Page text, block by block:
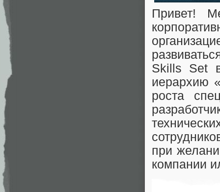
Привет!
Skills Set
иерархию
роста
при
компании